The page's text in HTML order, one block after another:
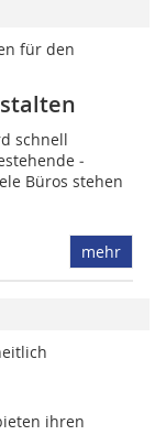
für den
schnell
Büros stehen
mehr
ihren